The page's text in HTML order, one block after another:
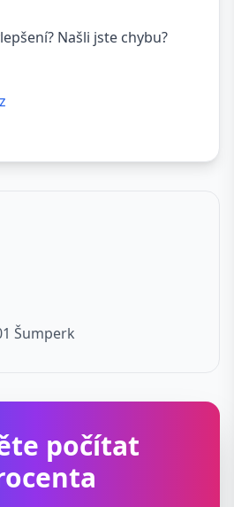
Našli jste chybu?
Šumperk
počítat